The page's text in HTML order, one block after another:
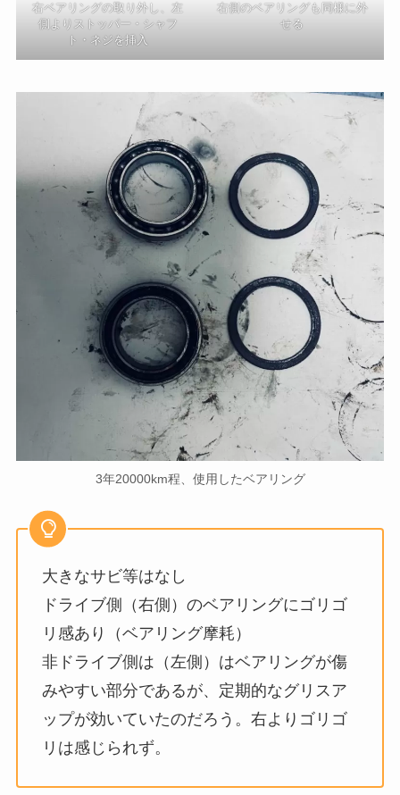
右ベアリングの取り外し、左
側よりストッパー・シャフ
ト・ネジを挿入
右側のベアリングも同様に外
せる
3年20000km程、使用したベアリング
大きなサビ等はなし
ドライブ側（右側）のベアリングにゴリゴ
リ感あり（ベアリング摩耗）
非ドライブ側は（左側）はベアリングが傷
みやすい部分であるが、定期的なグリスア
ップが効いていたのだろう。右よりゴリゴ
リは感じられず。